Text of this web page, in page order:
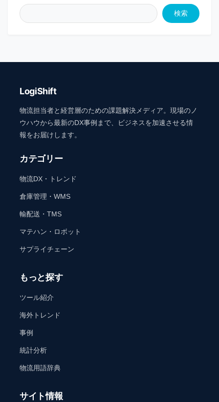
検索
LogiShift
物流担当者と経営層のための課題解決メディア。現場のノ
ウハウから最新のDX事例まで、ビジネスを加速させる情
報をお届けします。
カテゴリー
物流DX・トレンド
倉庫管理・WMS
輸配送・TMS
マテハン・ロボット
サプライチェーン
もっと探す
ツール紹介
海外トレンド
事例
統計分析
物流用語辞典
サイト情報